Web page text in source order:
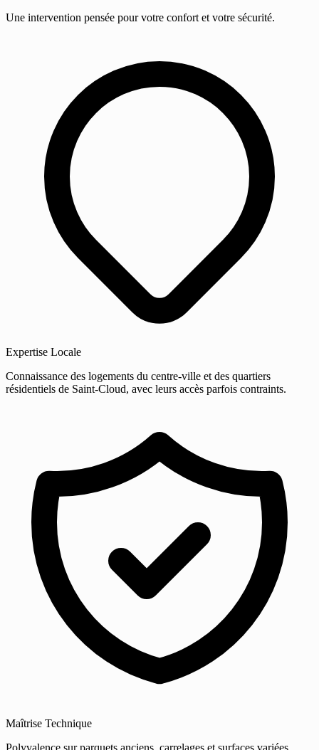
Une intervention pensée pour votre confort et votre sécurité.
Expertise Locale
Connaissance des logements du centre-ville et des quartiers
résidentiels de Saint-Cloud, avec leurs accès parfois contraints.
Maîtrise Technique